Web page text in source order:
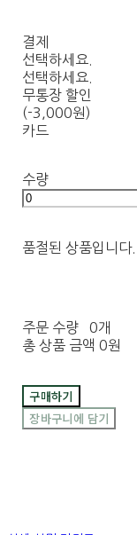
결제
선택하세요.
선택하세요.
무통장 할인
(-3,000원)
카드
수량
품절된 상품입니다.
주문 수량
0개
총 상품 금액 0원
구매하기
장바구니에 담기